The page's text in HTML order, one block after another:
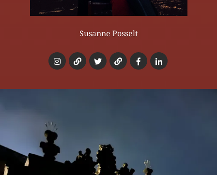
Susanne Posselt